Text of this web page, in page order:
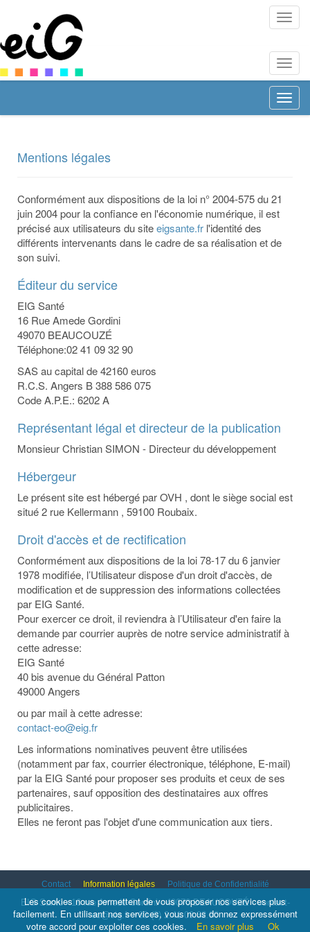
EIG
Santé
EIG
Santé
EIG
Santé
Mentions légales
Conformément aux dispositions de la loi n° 2004-575 du 21
juin 2004 pour la confiance en l'économie numérique, il est
précisé aux utilisateurs du siteeigsante.fr l'identité des
différents intervenants dans le cadre de sa réalisation et de
son suivi.
Éditeur du service
EIG Santé
16 Rue Amede Gordini
49070 BEAUCOUZÉ
Téléphone:02 41 09 32 90
SAS au capital de 42160 euros
R.C.S. Angers B 388 586 075
Code A.P.E.: 6202 A
Représentant légal et directeur de la publication
Monsieur Christian SIMON - Directeur du développement
Hébergeur
Le présent site est hébergé par OVH , dont le siège social est
situé 2 rue Kellermann , 59100 Roubaix.
Droit d'accès et de rectification
Conformément aux dispositions de la loi 78-17 du 6 janvier
1978 modifiée, l’Utilisateur dispose d'un droit d'accès, de
modification et de suppression des informations collectées
par EIG Santé.
Pour exercer ce droit, il reviendra à l’Utilisateur d'en faire la
demande par courrier auprès de notre service administratif à
cette adresse:
EIG Santé
40 bis avenue du Général Patton
49000 Angers
ou par mail à cette adresse:
contact-eo@eig.fr
Les informations nominatives peuvent être utilisées
(notamment par fax, courrier électronique, téléphone, E-mail)
par la EIG Santé pour proposer ses produits et ceux de ses
partenaires, sauf opposition des destinataires aux offres
publicitaires.
Elles ne feront pas l'objet d'une communication aux tiers.
Contact Information légales Politique de Confidentialité
EIG Santé -16 rue Amedé Gordini - 49070 BEAUCOUZÉ-contact-
eo@eig.fr +33 (0) 2.41.09.32.90
Les cookies nous permettent de vous proposer nos services plus
facilement. En utilisant nos services, vous nous donnez expressément
votre accord pour exploiter ces cookies.
En savoir plus Ok